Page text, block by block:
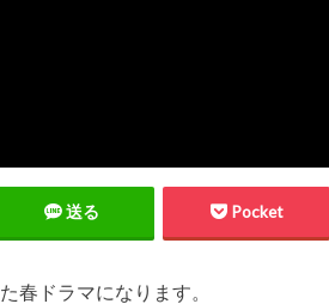
送る Pocket
春ドラマになります。